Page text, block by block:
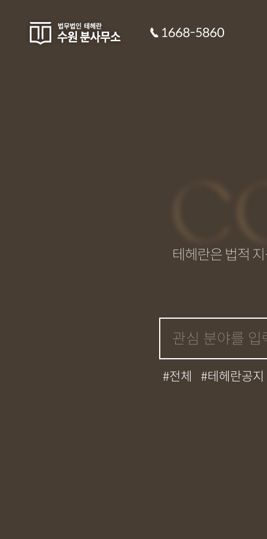
테헤란은 법적
전체 테헤란공지